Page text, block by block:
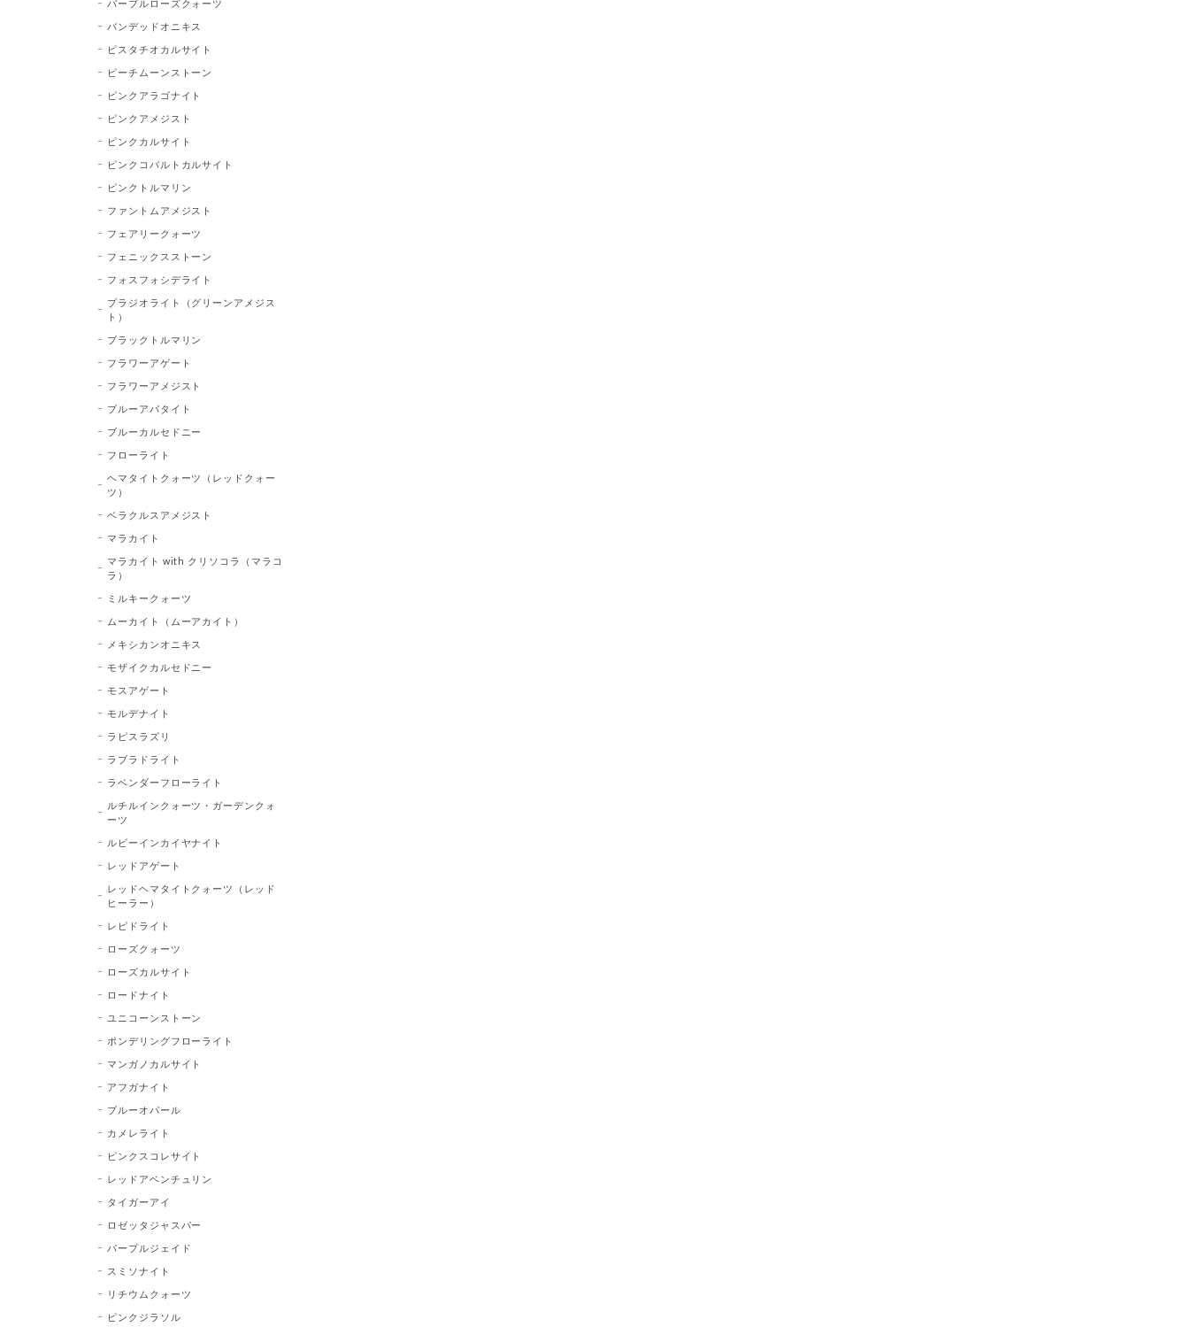
パープルローズクォーツ
バンデッドオニキス
ピスタチオカルサイト
ピーチムーンストーン
ピンクアラゴナイト
ピンクアメジスト
ピンクカルサイト
ピンクコバルトカルサイト
ピンクトルマリン
ファントムアメジスト
フェアリークォーツ
フェニックスストーン
フォスフォシデライト
プラジオライト（グリーンアメジス
ト）
ブラックトルマリン
フラワーアゲート
フラワーアメジスト
ブルーアパタイト
ブルーカルセドニー
フローライト
ヘマタイトクォーツ（レッドクォー
ツ）
ベラクルスアメジスト
マラカイト
マラカイト with クリソコラ（マラコ
ラ）
ミルキークォーツ
ムーカイト（ムーアカイト）
メキシカンオニキス
モザイクカルセドニー
モスアゲート
モルデナイト
ラピスラズリ
ラブラドライト
ラベンダーフローライト
ルチルインクォーツ・ガーデンクォ
ーツ
ルビーインカイヤナイト
レッドアゲート
レッドヘマタイトクォーツ（レッド
ヒーラー）
レピドライト
ローズクォーツ
ローズカルサイト
ロードナイト
ユニコーンストーン
ポンデリングフローライト
マンガノカルサイト
アフガナイト
ブルーオパール
カメレライト
ピンクスコレサイト
レッドアベンチュリン
タイガーアイ
ロゼッタジャスパー
パープルジェイド
スミソナイト
リチウムクォーツ
ピンクジラソル